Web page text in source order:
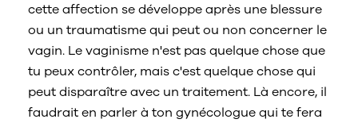
cette affection se développe après une blessure
ou un traumatisme qui peut ou non concerner le
vagin. Le vaginisme n'est pas quelque chose que
tu peux contrôler, mais c'est quelque chose qui
peut disparaître avec un traitement. Là encore, il
faudrait en parler à ton gynécologue qui te fera